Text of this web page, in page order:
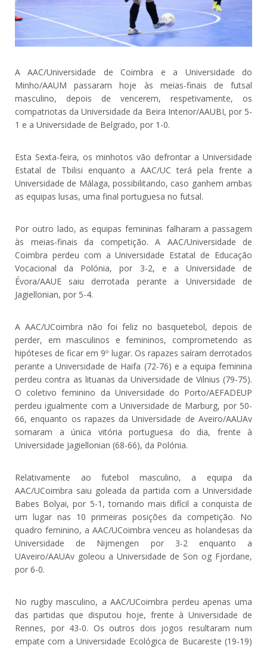
A AAC/Universidade de Coimbra e a Universidade do
Minho/AAUM passaram hoje às meias-finais de futsal
masculino, depois de vencerem, respetivamente, os
compatriotas da Universidade da Beira Interior/AAUBI, por 5-
1 e a Universidade de Belgrado, por 1-0.
Esta Sexta-feira, os minhotos vão defrontar a Universidade
Estatal de Tbilisi enquanto a AAC/UC terá pela frente a
Universidade de Málaga, possibilitando, caso ganhem ambas
as equipas lusas, uma final portuguesa no futsal.
Por outro lado, as equipas femininas falharam a passagem
às meias-finais da competição. A AAC/Universidade de
Coimbra perdeu com a Universidade Estatal de Educação
Vocacional da Polónia, por 3-2, e a Universidade de
Évora/AAUE saiu derrotada perante a Universidade de
Jagiellonian, por 5-4.
A AAC/UCoimbra não foi feliz no basquetebol, depois de
perder, em masculinos e femininos, comprometendo as
hipóteses de ficar em 9º lugar. Os rapazes saíram derrotados
perante a Universidade de Haifa (72-76) e a equipa feminina
perdeu contra as lituanas da Universidade de Vilnius (79-75).
O coletivo feminino da Universidade do Porto/AEFADEUP
perdeu igualmente com a Universidade de Marburg, por 50-
66, enquanto os rapazes da Universidade de Aveiro/AAUAv
somaram a única vitória portuguesa do dia, frente à
Universidade Jagiellonian (68-66), da Polónia.
Relativamente ao futebol masculino, a equipa da
AAC/UCoimbra saiu goleada da partida com a Universidade
Babes Bolyai, por 5-1, tornando mais difícil a conquista de
um lugar nas 10 primeiras posições da competição. No
quadro feminino, a AAC/UCoimbra venceu as holandesas da
Universidade de Nijmengen por 3-2 enquanto a
UAveiro/AAUAv goleou a Universidade de Son og Fjordane,
por 6-0.
No rugby masculino, a AAC/UCoimbra perdeu apenas uma
das partidas que disputou hoje, frente à Universidade de
Rennes, por 43-0. Os outros dois jogos resultaram num
empate com a Universidade Ecológica de Bucareste (19-19)